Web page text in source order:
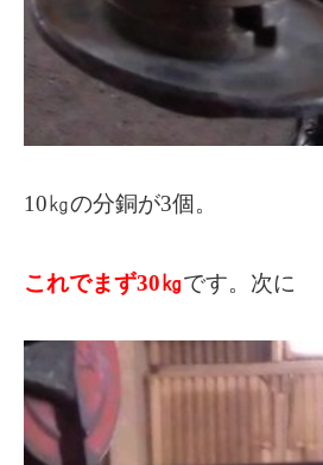
10㎏の分銅が3個。
これでまず30㎏です。次に